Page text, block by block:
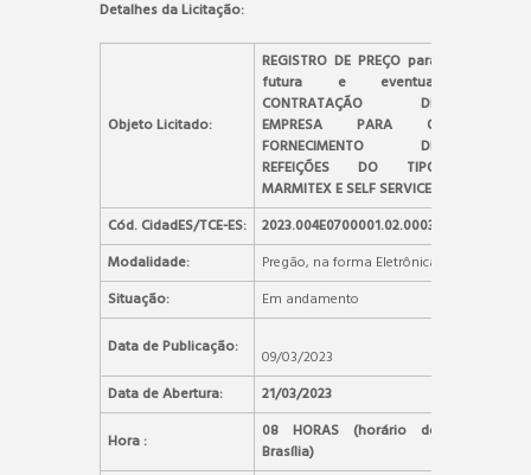
Detalhes da Licitação:
Objeto Licitado:
REGISTRO DE PREÇO para
futura e eventual
CONTRATAÇÃO DE
EMPRESA PARA O
FORNECIMENTO DE
REFEIÇÕES DO TIPO
MARMITEX E SELF SERVICE
Cód. CidadES/TCE-ES:
2023.004E0700001.02.0003
Modalidade:
Pregão, na forma Eletrônica
Situação:
Em andamento
Data de Publicação:
09/03/2023
Data de Abertura:
21/03/2023
Hora :
08 HORAS (horário de
Brasília)